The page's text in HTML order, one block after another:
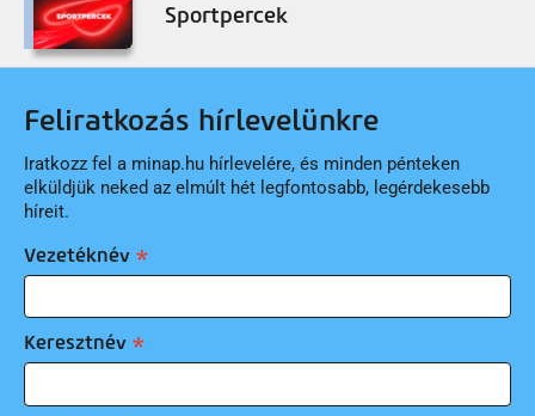
Sportpercek
Feliratkozás hírlevelünkre
Iratkozz fel a minap.hu hírlevelére, és minden pénteken
elküldjük neked az elmúlt hét legfontosabb, legérdekesebb
híreit.
Vezetéknév
Keresztnév